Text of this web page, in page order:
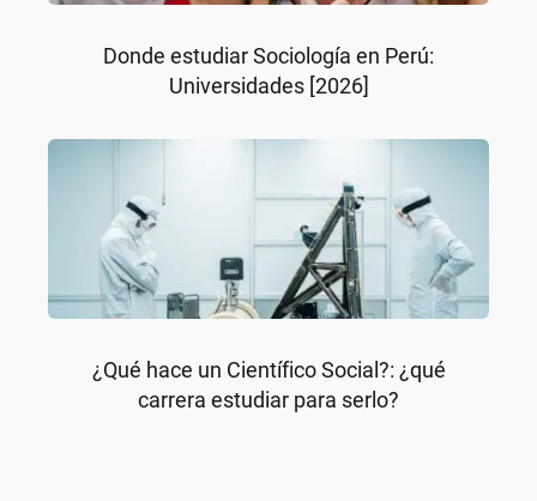
Donde estudiar Sociología en Perú:
Universidades [2026]
¿Qué hace un Científico Social?: ¿qué
carrera estudiar para serlo?